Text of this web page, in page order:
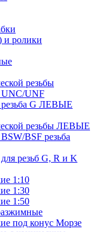
и ролики
резьбы
UNF
G ЛЕВЫЕ
резьбы ЛЕВЫЕ
BSF резьба
резьб G, R и K
1:10
1:30
1:50
под конус Морзе